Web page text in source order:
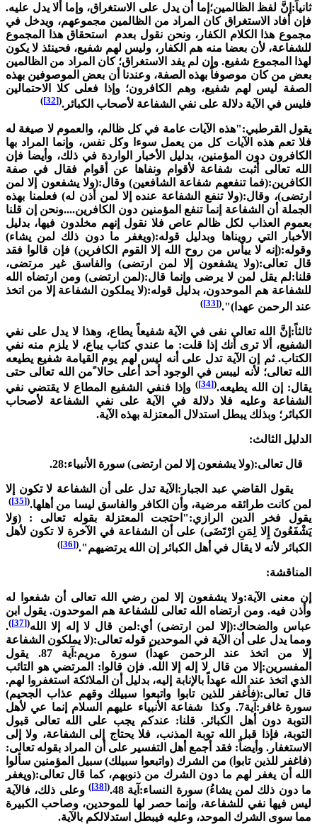
لفظ الظالمين؛إما أن يدل على الاستغراق، وإما ألا يدل عليه.
أفاد الاستغراق كان المراد من الظالمين مجموعهم، ويدخل في
هذا الكلام الكفار، ونحن نقول بعدم استحقاق هذا المجموع
لأن بعضا منه هم الكفار، وليس لهم شفيع، فحينئذ لا يكون
المجموع شفيع. وإن لم يفد الاستغراق؛ كان المراد من الظالمين
من كان موصوفاً بهذه الصفة، وعندنا أن بعض الموصوفين بهذه
ليس لهم شفيع، وهم الكافرون؛ وإذا فعلى كلا الاحتمالين
في الآية دلالة على نفي الشفاعة لأصحاب الكبائر.
)
القرطبي:"هذه الآيات عامة في كل ظالم، والعموم لا صيغة له
تعم هذه الآيات كل من يعمل سوءا وكل نفس، وإنما المراد بها
دون المؤمنين، بدليل الأخبار الواردة في ذلك، وأيضا فإن
تعالى أثبت شفاعة لأقوام ونفاها عن أقوام فقال في صفة
تنفعهم شفاعة الشافعين) وقال:(ولا يشفعون إلا لمن
وقال:(ولا تنفع الشفاعة عنده إلا لمن أذن له) فعلمنا بهذه
أن الشفاعة إنما تنفع المؤمنين دون الكافرين....ونحن إن قلنا
العذاب لكل ظالم عاص فلا نقول إنهم مخلدون فيها، بدليل
التي رويناها وبدليل قوله:(ويغفر ما دون ذلك لمن يشاء)
لا ييأس من روح الله إلا القوم الكافرين) فإن قالوا فقد
تعالى:(ولا يشفعون إلا لمن ارتضى) والفاسق غير مرتضى،
يقل لمن لا يرضى وإنما قال:(لمن ارتضى) ومن ارتضاه الله
هم الموحدون، بدليل قوله:(لا يملكون الشفاعة إلا من اتخذ
الرحمن عهدا)".(
[33]
)
الله تعالى نفى في الآية شفيعاً يطاع، وهذا لا يدل على نفي
ألا ترى أنك إذا قلت: ما عندي كتاب يباع، لا يلزم منه نفي
ثم إن الآية تدل على أنه ليس لهم يوم القيامة شفيع يطيعه
تعالى؛ لأنه ليبس في الوجود أحد أعلى حالا ًمن الله تعالى حتى
إن الله يطيعه.
)وإذا فنفي الشفيع المطاع لا يقتضي نفي
وعليه فلا دلالة في الآية على نفي الشفاعة لأصحاب
وبذلك يبطل استدلال المعتزلة بهذه الآية.
الثالث:
تعالى:(ولا يشفعون إلا لمن ارتضى) سورة الأنبياء:28.
القاضي عبد الجبار:الآية تدل على أن الشفاعة لا تكون إلا
كانت طرائقه مرضية، وأن الكافر والفاسق ليسا من أهلها. [35]
)
فخر الدين الرازي:"احتجت المعتزلة بقوله تعالى : (وَلا
إِلا لِمَنِ ارْتَضَى) على أن الشفاعة في الآخرة لا تكون لأهل
لأنه لا يقال في أهل الكبائر إن الله يرتضيهم". (
[36]
)
معنى الآية:ولا يشفعون إلا لمن رضي الله تعالى أن شفعوا له
فيه. ومن ارتضاه الله تعالى للشفاعة هم الموحدون. يقول ابن
والضحاك:(إلا لمن ارتضى) أي:لمن قال لا إله إلا الله(
)
.
يدل على أن الآية في الموحدين قوله تعالى:(لا يملكون الشفاعة
إلا من اتخذ عند الرحمن عهداً) سورة مريم:آية 87. يقول
من قال لا إله إلا الله. فإن قالوا: المرتضي هو التائب
اتخذ عند الله عهداً بالإنابة إليه، بدليل أن الملائكة استغفروا لهم.
تعالى:(فأغفر للذين تابوا واتبعوا سبيلك وقهم عذاب الجحيم)
سورة غافر:آية7. وكذا شفاعة الأنبياء عليهم السلام إنما عي لأهل
دون أهل الكبائر. قلنا: عندكم يجب على الله تعالى قبول
فإذا قبل الله توبة المذنب، فلا يحتاج إلى الشفاعة، ولا إلى
وأيضاً: فقد أجمع أهل التفسير على أن المراد بقوله تعالى:
للذين تابوا) من الشرك (واتبعوا سبيلك) سبيل المؤمنين سألوا
أن يغفر لهم ما دون الشرك من ذنوبهم، كما قال تعالى:(ويغفر
دون ذلك لمن يشاءُ) سورة النساء:آية 48.
(
[38]
)وعلى ذلك، فالآية
فيها نفي للشفاعة، وإنما حصر لها للموحدين، وصاحب الكبيرة
سوى الشرك الموحد، وعليه فيبطل استدلالكم بالآية.